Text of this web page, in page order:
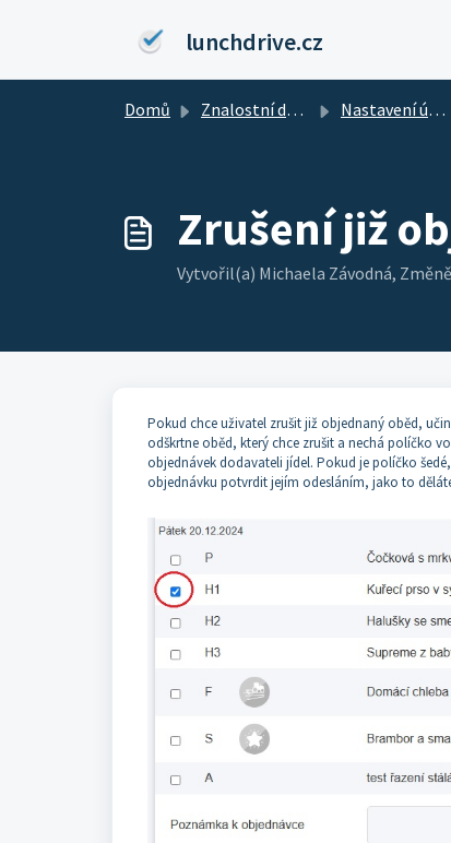
lunchdrive.cz
Domů Znalostní databáze Nastavení účtu firmy/klienta
Zrušení již
Vytvořil(a) Michaela Závodná,
Pokud chce uživatel zrušit již objednaný oběd,
odškrtne oběd, který chce zrušit a nechá políčko
objednávek dodavateli jídel. Pokud je políčko
objednávku potvrdit jejím odesláním, jako to